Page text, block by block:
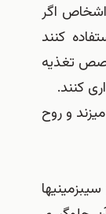
اشخاص اگر
كنند
تغذیه
كنند.
فكر را بهم می‎زند و روح
كه در بعضی از سیب‎زمینی‎ها